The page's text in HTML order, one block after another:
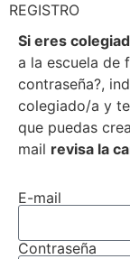
REGISTRO
Si eres
a la escuela de
contraseña?,
colegiado/a y
que puedas
mail revisa la
E-mail
Contraseña